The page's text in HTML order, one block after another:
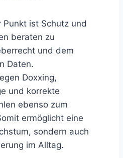
ist Schutz und
beraten zu
und dem
Daten.
Doxxing,
und korrekte
ebenso zum
ermöglicht eine
sondern auch
im Alltag.